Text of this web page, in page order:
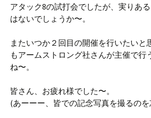
アタック8の試打会でしたが、実りあ
はないでしょうか〜。
またいつか２回目の開催を行いたいと
もアームストロング社さんが主催で行
ね〜。
皆さん、お疲れ様でした〜。
(あーーー、皆での記念写真を撮るの